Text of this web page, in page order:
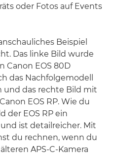
oder Fotos auf Events
Beispiel
Das linke Bild wurde
Canon EOS 80D
das Nachfolgemodell
und das rechte Bild mit
EOS RP. Wie du
der EOS RP ein
ist detailreicher. Mit
du rechnen, wenn du
APS-C-Kamera